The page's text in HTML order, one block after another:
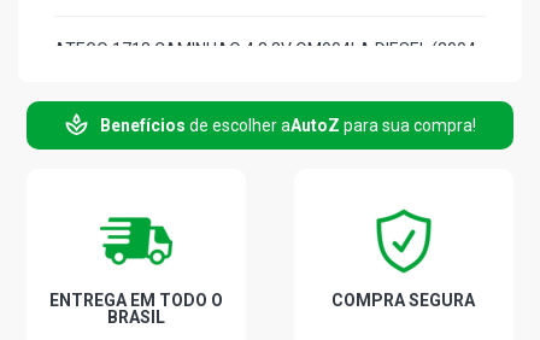
ATEGO 1718 CAMINHAO 4.3 8V OM904LA DIESEL (2004 -
Benefícios de escolher aAutoZ para sua compra!
ENTREGA EM TODO O
BRASIL
COMPRA SEGURA